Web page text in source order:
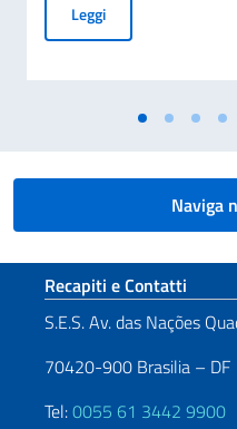
LeggiAvviso di
Naviga
Sezione
Recapiti e Contatti
S.E.S. Av. das Nações
70420-900 Brasilia – DF
Tel:0055 61 3442 9900